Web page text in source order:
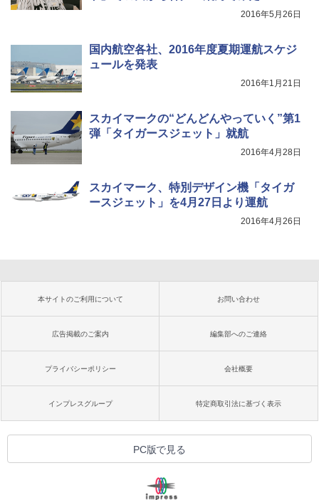
2016年5月26日
国内航空各社、2016年度夏期運航スケジ
ュールを発表
2016年1月21日
スカイマークの“どんどんやっていく”第1
弾「タイガースジェット」就航
2016年4月28日
スカイマーク、特別デザイン機「タイガ
ースジェット」を4月27日より運航
2016年4月26日
本サイトのご利用について お問い合わせ
広告掲載のご案内 編集部へのご連絡
プライバシーポリシー 会社概要
インプレスグループ 特定商取引法に基づく表示
PC版で見る